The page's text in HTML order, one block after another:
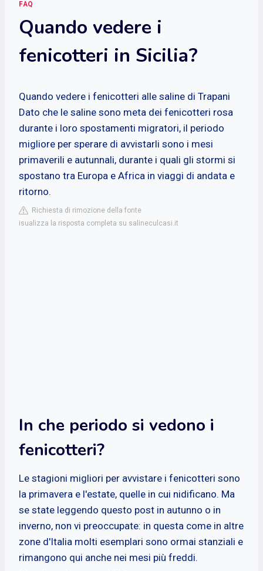
FAQ
Quando vedere i
fenicotteri in Sicilia?
Quando vedere i fenicotteri alle saline di Trapani
Dato che le saline sono meta dei fenicotteri rosa
durante i loro spostamenti migratori, il periodo
migliore per sperare di avvistarli sono i mesi
primaverili e autunnali, durante i quali gli stormi si
spostano tra Europa e Africa in viaggi di andata e
ritorno.
Richiesta di rimozione della fonte
isualizza la risposta completa su salineculcasi.it
In che periodo si vedono i
fenicotteri?
Le stagioni migliori per avvistare i fenicotteri sono
la primavera e l'estate, quelle in cui nidificano. Ma
se state leggendo questo post in autunno o in
inverno, non vi preoccupate: in questa come in altre
zone d'Italia molti esemplari sono ormai stanziali e
rimangono qui anche nei mesi più freddi.